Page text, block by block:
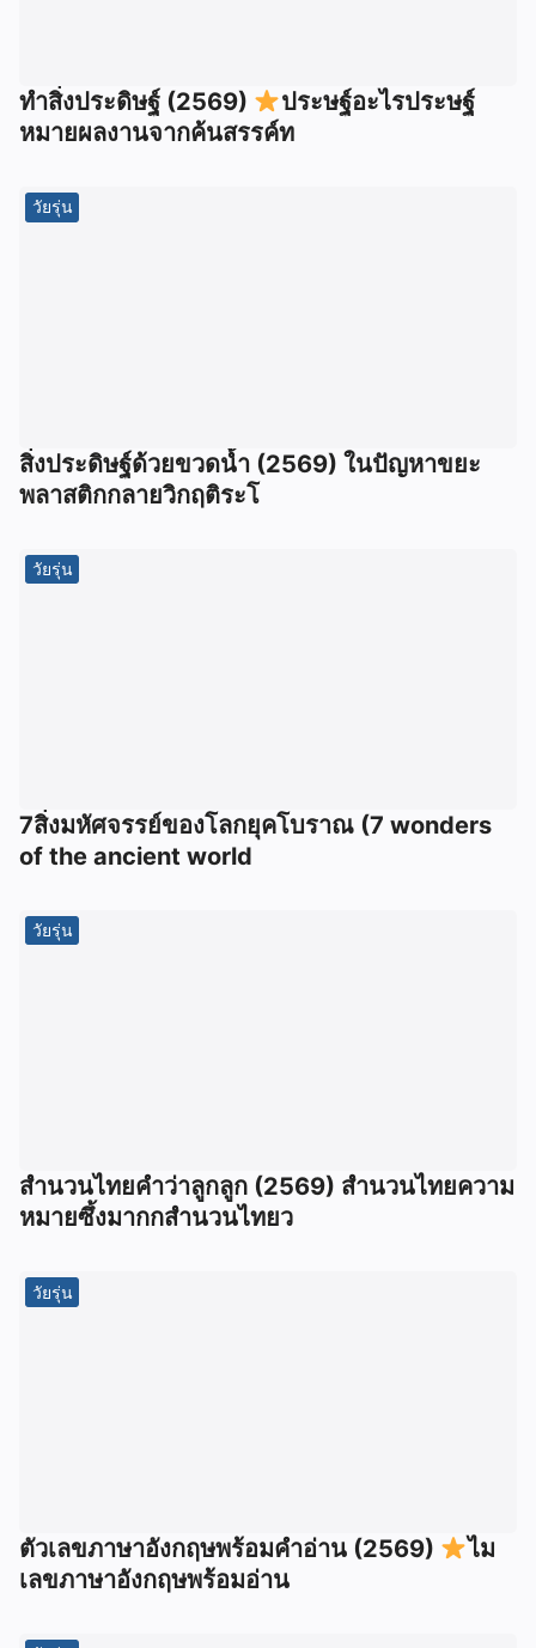
ทำสิ่งประดิษฐ์ (2569)
ประษฐ์อะไรประษฐ์
หมายผลงานจากค้นสรรค์ท
วัยรุ่น
สิ่งประดิษฐ์ด้วยขวดน้ำ (2569) ในปัญหาขยะ
พลาสติกกลายวิกฤติระโ
วัยรุ่น
7สิ่งมหัศจรรย์ของโลกยุคโบราณ (7 wonders
of the ancient world
วัยรุ่น
สำนวนไทยคำว่าลูกลูก (2569) สำนวนไทยความ
หมายซึ้งมากกสำนวนไทยว
วัยรุ่น
ตัวเลขภาษาอังกฤษพร้อมคำอ่าน (2569)
ไม
เลขภาษาอังกฤษพร้อมอ่าน